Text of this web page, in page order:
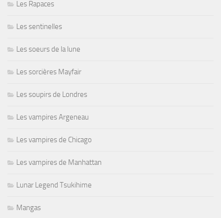
Les Rapaces
Les sentinelles
Les soeurs de la lune
Les sorcières Mayfair
Les soupirs de Londres
Les vampires Argeneau
Les vampires de Chicago
Les vampires de Manhattan
Lunar Legend Tsukihime
Mangas